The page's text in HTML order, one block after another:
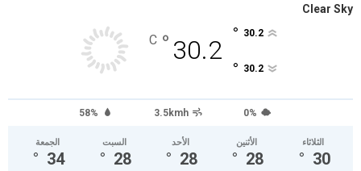
Clear Sky
30.2
°
C 30.2
°
30.2
°
58% 3.5kmh 0%
الجمعة
34
°
السبت
28
°
الأحد
28
°
الأثنين
28
°
الثلاثاء
30
°